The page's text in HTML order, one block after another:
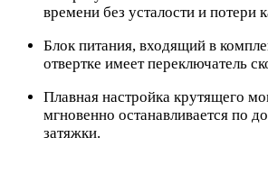
времени без усталости и потери
Блок питания, входящий в
отвертке имеет переключатель
Плавная настройка крутящего
мгновенно останавливается по
затяжки.